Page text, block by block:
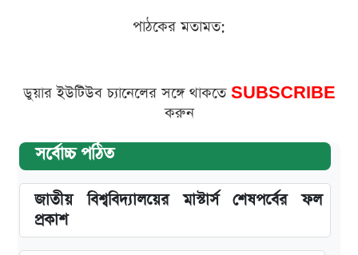
পাঠকের মতামত:
ডুয়ার ইউটিউব চ্যানেলের সঙ্গে থাকতে SUBSCRIBE
করুন
সর্বোচ্চ পঠিত
জাতীয় বিশ্ববিদ্যালয়ের মাস্টার্স শেষপর্বের ফল
প্রকাশ